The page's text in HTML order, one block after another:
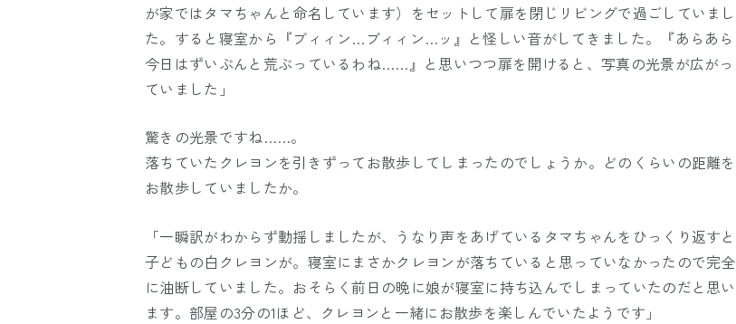
が家ではタマちゃんと命名しています）をセットして扉を閉じリビングで過ごしていまし
た。すると寝室から『ブィィン…ブィィン…ッ』と怪しい音がしてきました。『あらあら
今日はずいぶんと荒ぶっているわね……』と思いつつ扉を開けると、写真の光景が広がっ
ていました」
驚きの光景ですね……。
落ちていたクレヨンを引きずってお散歩してしまったのでしょうか。どのくらいの距離を
お散歩していましたか。
「一瞬訳がわからず動揺しましたが、うなり声をあげているタマちゃんをひっくり返すと
子どもの白クレヨンが。寝室にまさかクレヨンが落ちていると思っていなかったので完全
に油断していました。おそらく前日の晩に娘が寝室に持ち込んでしまっていたのだと思い
ます。部屋の3分の1ほど、クレヨンと一緒にお散歩を楽しんでいたようです」